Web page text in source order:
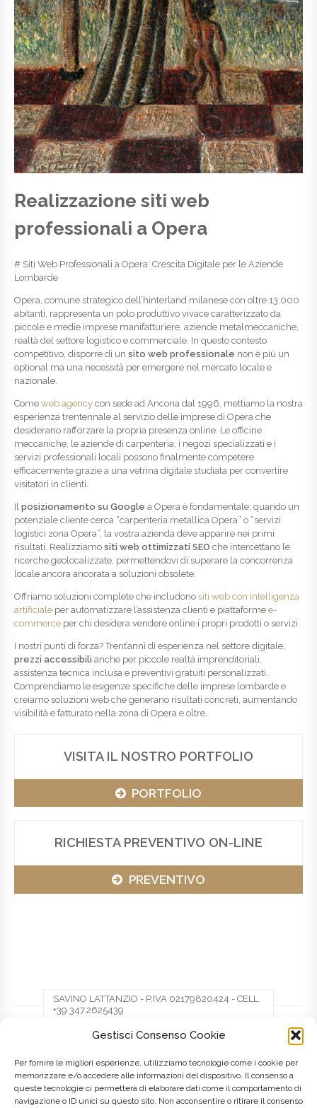
Gestisci Consenso Cookie
Per fornire le migliori esperienze, utilizziamo tecnologie come i cookie per
memorizzare e/o accedere alle informazioni del dispositivo. Il consenso a
queste tecnologie ci permetterà di elaborare dati come il comportamento di
navigazione o ID unici su questo sito. Non acconsentire o ritirare il consenso
Realizzazione siti web
professionali a Opera
# Siti Web Professionali a Opera: Crescita Digitale per le Aziende
Lombarde
Opera, comune strategico dell’hinterland milanese con oltre 13.000
abitanti, rappresenta un polo produttivo vivace caratterizzato da
piccole e medie imprese manifatturiere, aziende metalmeccaniche,
realtà del settore logistico e commerciale. In questo contesto
competitivo, disporre di un sito web professionale non è più un
optional ma una necessità per emergere nel mercato locale e
nazionale.
Come web agency con sede ad Ancona dal 1996, mettiamo la nostra
esperienza trentennale al servizio delle imprese di Opera che
desiderano rafforzare la propria presenza online. Le officine
meccaniche, le aziende di carpenteria, i negozi specializzati e i
servizi professionali locali possono finalmente competere
efficacemente grazie a una vetrina digitale studiata per convertire
visitatori in clienti.
Il posizionamento su Google a Opera è fondamentale: quando un
potenziale cliente cerca “carpenteria metallica Opera” o “servizi
logistici zona Opera”, la vostra azienda deve apparire nei primi
risultati. Realizziamo siti web ottimizzati SEO che intercettano le
ricerche geolocalizzate, permettendovi di superare la concorrenza
locale ancora ancorata a soluzioni obsolete.
Offriamo soluzioni complete che includono siti web con intelligenza
artificiale per automatizzare l’assistenza clienti e piattaforme e-
commerce per chi desidera vendere online i propri prodotti o servizi.
I nostri punti di forza? Trent’anni di esperienza nel settore digitale,
prezzi accessibili anche per piccole realtà imprenditoriali,
assistenza tecnica inclusa e preventivi gratuiti personalizzati.
Comprendiamo le esigenze specifiche delle imprese lombarde e
creiamo soluzioni web che generano risultati concreti, aumentando
visibilità e fatturato nella zona di Opera e oltre.
VISITA IL NOSTRO PORTFOLIO
PORTFOLIO
RICHIESTA PREVENTIVO ON-LINE
PREVENTIVO
SAVINO LATTANZIO - P.IVA 02179820424 - CELL.
+39 347.2625439
Facebook Twitter Pinterest
LinkedIn